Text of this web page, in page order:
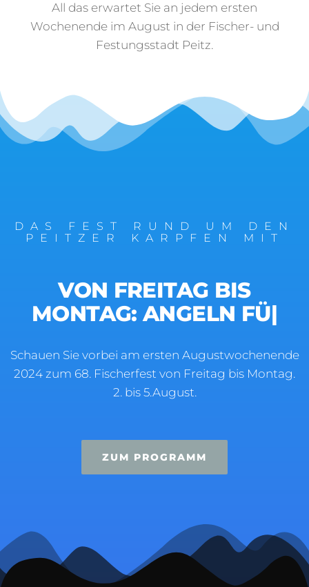
All das erwartet Sie an jedem ersten
Wochenende im August in der Fischer- und
Festungsstadt Peitz.
DAS FEST RUND UM DEN
PEITZER KARPFEN MIT
VON FREITAG BIS
MONTAG: ANGELN FÜR
Schauen Sie vorbei am ersten Augustwochenende
2024 zum 68. Fischerfest von Freitag bis Montag.